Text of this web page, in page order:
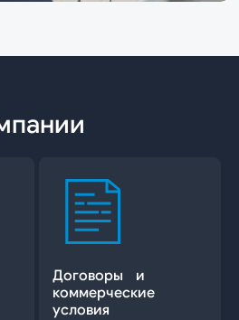
Договоры и
коммерческие
условия